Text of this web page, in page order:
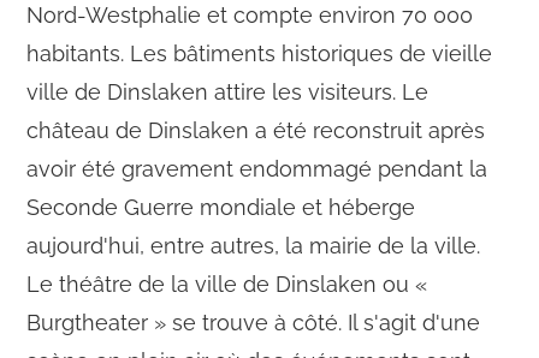
Nord-Westphalie et compte environ 70 000
habitants. Les bâtiments historiques de vieille
ville de Dinslaken attire les visiteurs. Le
château de Dinslaken a été reconstruit après
avoir été gravement endommagé pendant la
Seconde Guerre mondiale et héberge
aujourd'hui, entre autres, la mairie de la ville.
Le théâtre de la ville de Dinslaken ou «
Burgtheater » se trouve à côté. Il s'agit d'une